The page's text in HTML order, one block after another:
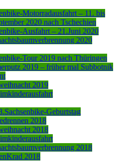
Motorradausfahrt – 11. bis
2020 nach Tschechien
Ausfahrt – 21.Juni 2020
2020
Tour 2019 nach Thüringen
2019 – früher mal Subbotnik
2019
Geburtstag
2018
2018
2018
2018